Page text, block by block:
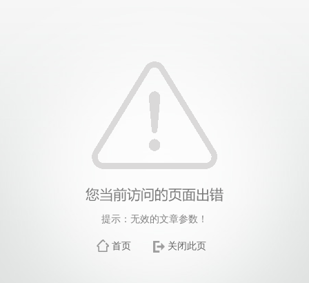
提示：无效的文章参数！
首页 关闭此页